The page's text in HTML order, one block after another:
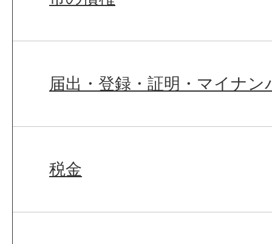
届出・登録・証明・マイナン
税金